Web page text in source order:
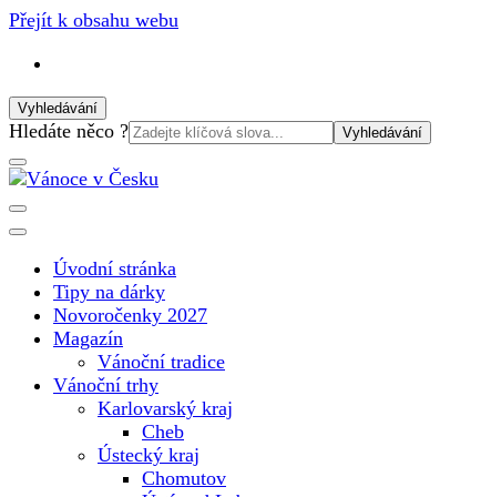
Přejít k obsahu webu
Vyhledávání
Vyhledat:
Hledáte něco ?
Vánoce v Česku
Úvodní stránka
Tipy na dárky
Novoročenky 2027
Magazín
Vánoční tradice
Vánoční trhy
Karlovarský kraj
Cheb
Ústecký kraj
Chomutov